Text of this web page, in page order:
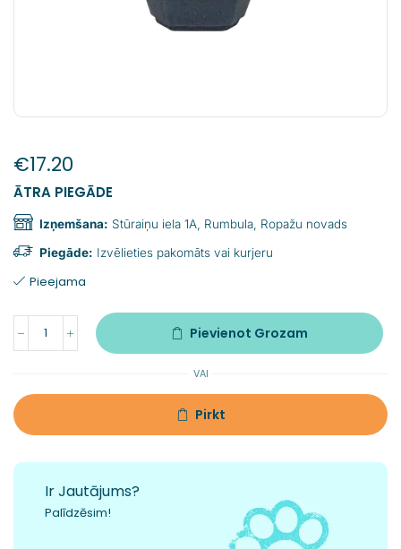
€17.20
ĀTRA PIEGĀDE
Izņemšana: Stūraiņu iela 1A, Rumbula, Ropažu novads
Piegāde: Izvēlieties pakomāts vai kurjeru
Pieejama
Pievienot Grozam
VAI
Pirkt
Ir Jautājums?
Palīdzēsim!